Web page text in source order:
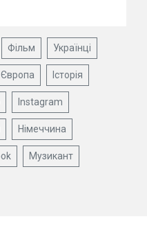
Фільм Українці
Європа Історія
Instagram
Німеччина
Музикант